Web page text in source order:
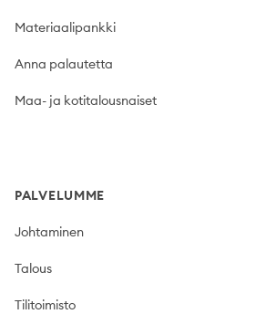
Materiaalipankki
Anna palautetta
Maa- ja kotitalousnaiset
PALVELUMME
Johtaminen
Talous
Tilitoimisto